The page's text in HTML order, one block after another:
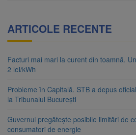
ARTICOLE RECENTE
Facturi mai mari la curent din toamnă.
2 lei/kWh
Probleme în Capitală. STB a depus
la Tribunalul București
Guvernul pregătește posibile limitări de
consumatori de energie